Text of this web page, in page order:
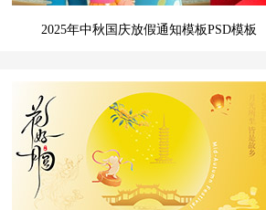
2025年中秋国庆放假通知模板PSD模板